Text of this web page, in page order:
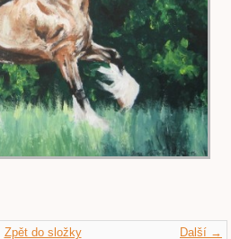
Další →
Zpět do složky